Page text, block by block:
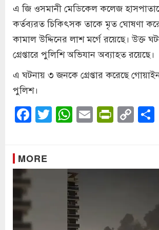
এ জি ওসমানী মেডিকেল কলেজ
কর্তব্যরত চিকিৎসক তাকে মৃত ঘোষণা
কামাল উদ্দিনের লাশ মর্গে রয়েছে। উক্ত
গ্রেপ্তারে পুলিশি অভিযান অব্যাহত রয়েছে।
এ ঘটনায় ৩ জনকে গ্রেপ্তার করেছে
পুলিশ।
Facebook
Twitter
WhatsApp
Email
Link
MORE